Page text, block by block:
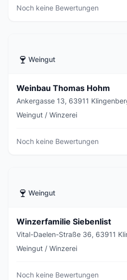
Noch keine Bewertungen
🍷 Weingut
Weinbau Thomas Hohm
Ankergasse 13, 63911
Weingut / Winzerei
Noch keine Bewertungen
🍷 Weingut
Winzerfamilie Siebenlist
Vital-Daelen-Straße 36, 63911
Weingut / Winzerei
Noch keine Bewertungen